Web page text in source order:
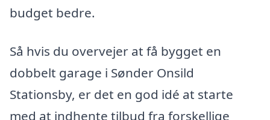
budget bedre.
Så hvis du overvejer at få bygget en
dobbelt garage i Sønder Onsild
Stationsby, er det en god idé at starte
med at indhente tilbud fra forskellige